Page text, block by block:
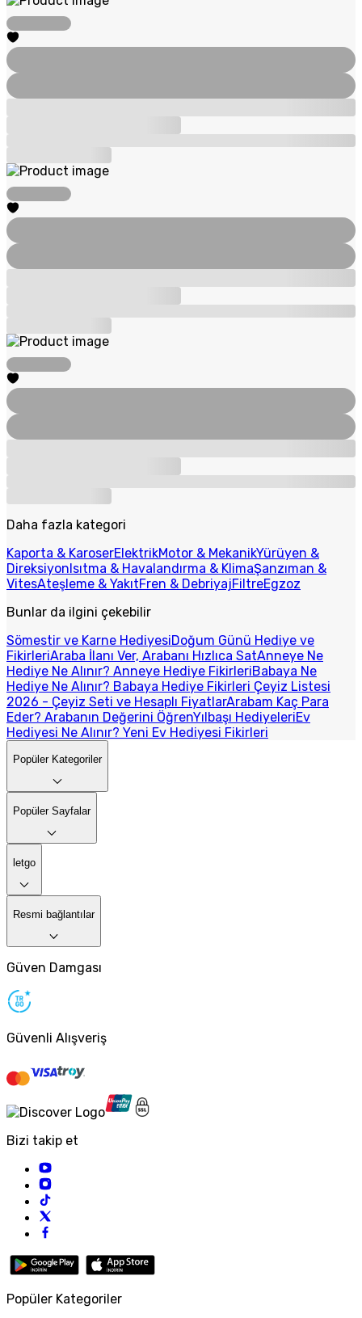
Daha fazla kategori
Kaporta & KaroserElektrikMotor & MekanikYürüyen &
DireksiyonIsıtma & Havalandırma & KlimaŞanzıman &
VitesAteşleme & YakıtFren & DebriyajFiltreEgzoz
Bunlar da ilgini çekebilir
Sömestir ve Karne HediyesiDoğum Günü Hediye ve
FikirleriAraba İlanı Ver, Arabanı Hızlıca SatAnneye Ne
Hediye Ne Alınır? Anneye Hediye FikirleriBabaya Ne
Hediye Ne Alınır? Babaya Hediye Fikirleri Çeyiz Listesi
2026 - Çeyiz Seti ve Hesaplı FiyatlarArabam Kaç Para
Eder? Arabanın Değerini ÖğrenYılbaşı HediyeleriEv
Hediyesi Ne Alınır? Yeni Ev Hediyesi Fikirleri
Popüler Kategoriler
Popüler Sayfalar
letgo
Resmi bağlantılar
Güven Damgası
Güvenli Alışveriş
Bizi takip et
Popüler Kategoriler